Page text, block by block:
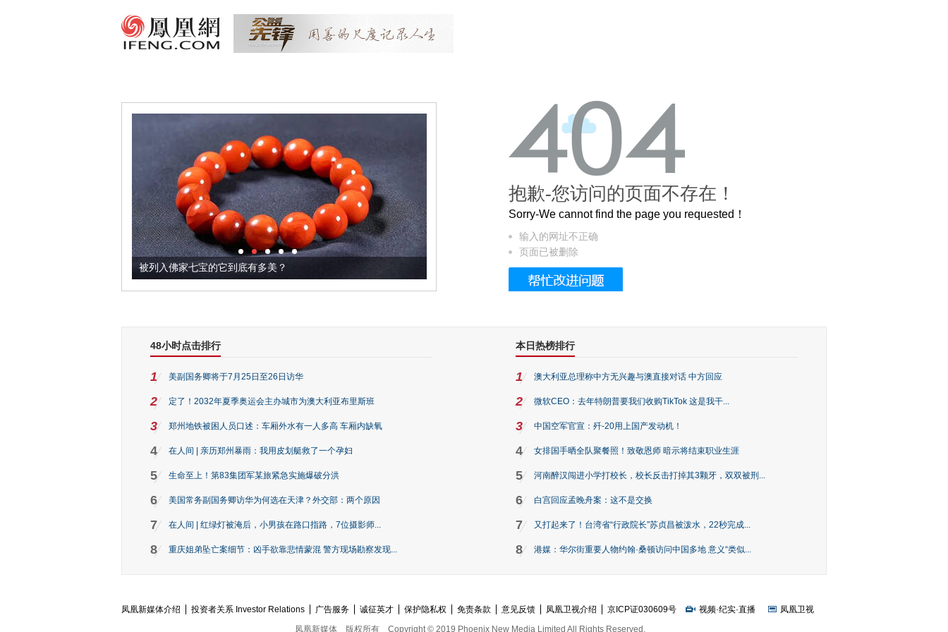
被列入佛家七宝的它到底有多美？ 这个3.2米的长卷，还原了600岁的紫禁城
抱歉-您访问的页面不存在！
Sorry-We cannot find the page you requested！
输入的网址不正确
页面已被删除
48小时点击排行
1 美副国务卿将于7月25日至26日访华
2 定了！2032年夏季奥运会主办城市为澳大利亚布里斯班
3 郑州地铁被困人员口述：车厢外水有一人多高 车厢内缺氧
4 在人间 | 亲历郑州暴雨：我用皮划艇救了一个孕妇
5 生命至上！第83集团军某旅紧急实施爆破分洪
6 美国常务副国务卿访华为何选在天津？外交部：两个原因
7 在人间 | 红绿灯被淹后，小男孩在路口指路，7位摄影师...
8 重庆姐弟坠亡案细节：凶手欲靠悲情蒙混 警方现场勘察发现...
本日热榜排行
1 澳大利亚总理称中方无兴趣与澳直接对话 中方回应
2 微软CEO：去年特朗普要我们收购TikTok 这是我干...
3 中国空军官宣：歼-20用上国产发动机！
4 女排国手晒全队聚餐照！致敬恩师 暗示将结束职业生涯
5 河南醉汉闯进小学打校长，校长反击打掉其3颗牙，双双被刑...
6 白宫回应孟晚舟案：这不是交换
7 又打起来了！台湾省“行政院长”苏贞昌被泼水，22秒完成...
8 港媒：华尔街重要人物约翰·桑顿访问中国多地 意义“类似...
凤凰新媒体介绍 投资者关系 Investor Relations 广告服务 诚征英才 保护隐私权 免责条款 意见反馈 凤凰卫视介绍 京ICP证030609号 视频·纪实·直播
凤凰卫视
凤凰新媒体
版权所有 Copyright © 2019 Phoenix New Media Limited All Rights Reserved.